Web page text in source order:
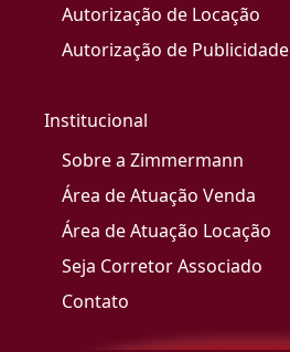
Autorização de Locação
Autorização de Publicidade
Institucional
Sobre a Zimmermann
Área de Atuação Venda
Área de Atuação Locação
Seja Corretor Associado
Contato